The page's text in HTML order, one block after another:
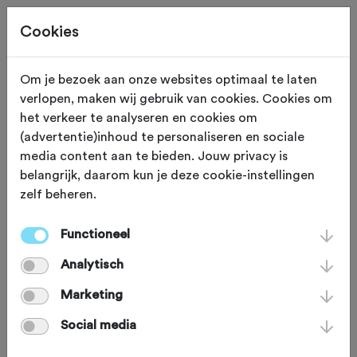
MATERIAAL Gewijzigd op 4 juni 2024
Wettelijke regels voor
fietsverlichting
Voor de andere weggebruikers en voor
je eigen veiligheid is het algemeen
bekend dat je in het donker je
fietsverlichting in orde moet hebben.
Cookies
Om je bezoek aan onze websites optimaal te laten
verlopen, maken wij gebruik van cookies. Cookies om
het verkeer te analyseren en cookies om
(advertentie)inhoud te personaliseren en sociale
media content aan te bieden. Jouw privacy is
belangrijk, daarom kun je deze cookie-instellingen
zelf beheren.
Functioneel
Analytisch
Marketing
Social media